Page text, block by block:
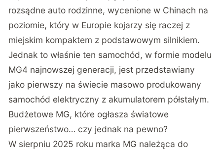
rozsądne auto rodzinne, wycenione w Chinach na
poziomie, który w Europie kojarzy się raczej z
miejskim kompaktem z podstawowym silnikiem.
Jednak to właśnie ten samochód, w formie modelu
MG4 najnowszej generacji, jest przedstawiany
jako pierwszy na świecie masowo produkowany
samochód elektryczny z akumulatorem półstałym.
Budżetowe MG, które ogłasza światowe
pierwszeństwo… czy jednak na pewno?
W sierpniu 2025 roku marka MG należąca do